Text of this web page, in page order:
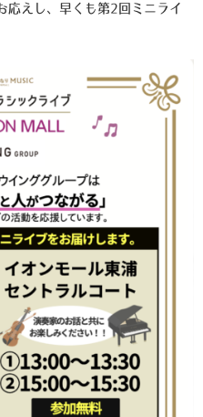
応えし、早くも 第2回ミニライ